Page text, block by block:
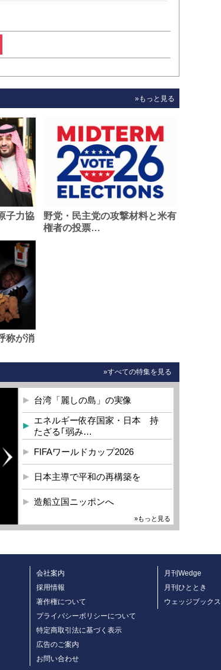
»もっと見る
子力協
野党・民主党の攻撃材料と米有
権者の投票…
称が消
»すべての特集を見る
台湾「麗しの島」の実像
エネルギー依存国家・日本 持
たざる｢弱み…
FIFAワールドカップ2026
日本主導で平和の再構築を
造船立国ニッポンへ
»もっと見る
会社案内
採用情報
著作権について
プライバシーポリシーについて
特定商取引法に基づく表示
広告のご案内
お問い合わせ
月刊Wedge
月刊ひととき
ウェッジブックス